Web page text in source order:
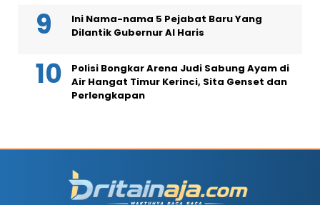
Ini Nama-nama 5 Pejabat Baru Yang
Dilantik Gubernur Al Haris
Polisi Bongkar Arena Judi Sabung Ayam di
Air Hangat Timur Kerinci, Sita Genset dan
Perlengkapan